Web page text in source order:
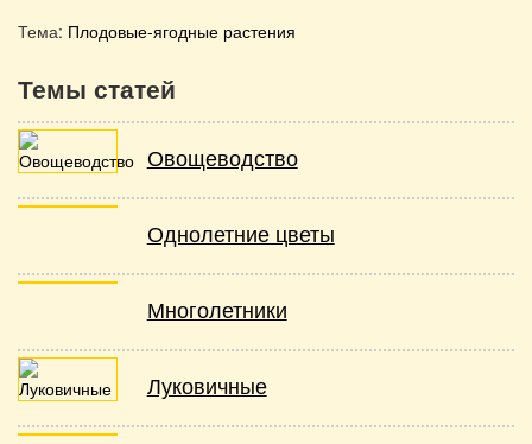
Тема: Плодовые-ягодные растения
Темы статей
Овощеводство
Однолетние цветы
Многолетники
Луковичные